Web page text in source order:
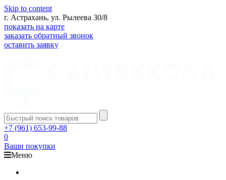
Skip to content
г. Астрахань, ул. Рылеева 30/8
показать на карте
заказать обратный звонок
оставить заявку
+7 (961) 653-99-88
0
Ваши покупки
Меню